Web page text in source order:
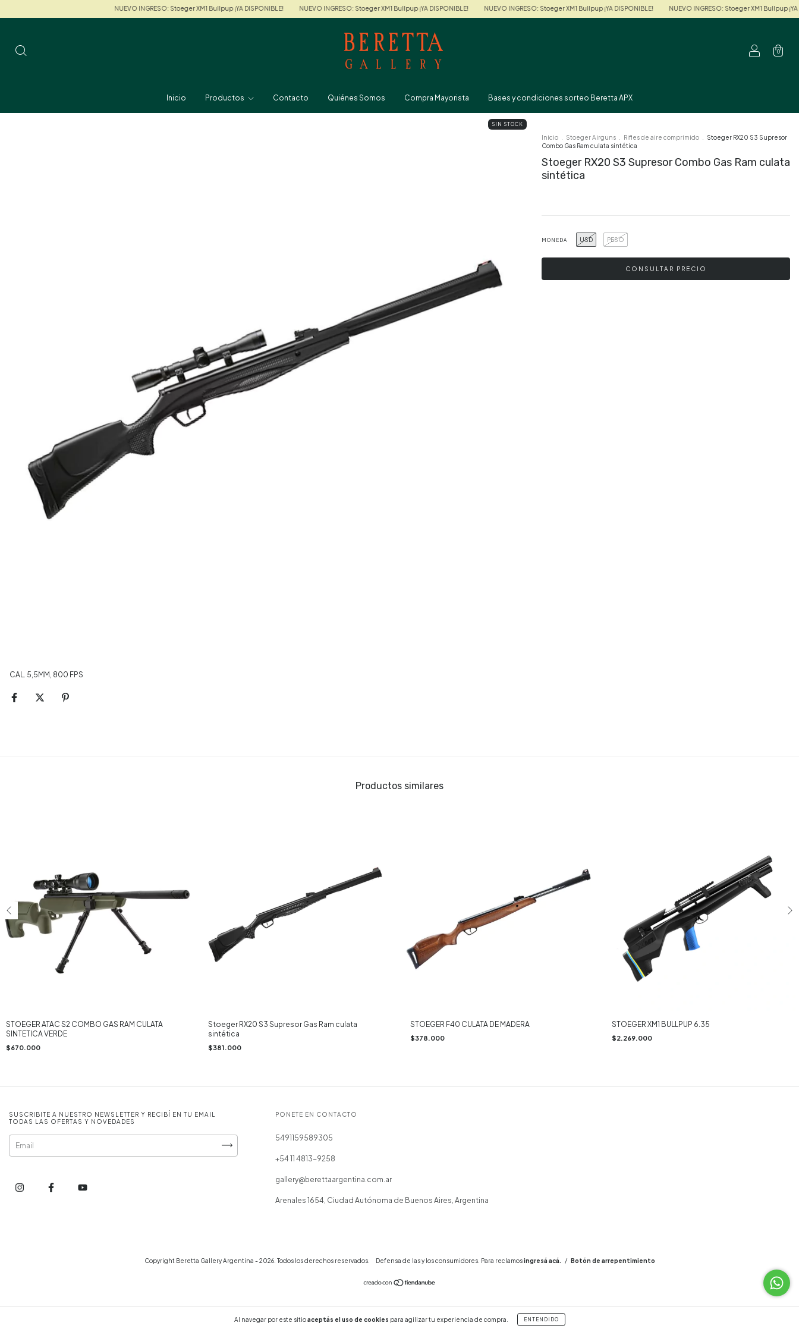
NUEVO INGRESO: Stoeger XM1 Bullpup ¡YA DISPONIBLE! NUEVO INGRESO: Stoeger XM1 Bullpup ¡YA DISPONIBLE! NUEVO INGRESO: Stoeger XM1 Bullpup ¡YA DISPONIBLE! NUEVO INGRESO: Stoeger XM1 Bullpup ¡YA DISPONIBLE!
0
Inicio Productos Contacto Quiénes Somos Compra Mayorista Bases y condiciones sorteo Beretta APX
Al navegar por este sitioaceptás el uso de cookies para agilizar tu experiencia de compra. ENTENDIDO
SIN STOCK
Inicio Stoeger Airguns Rifles de aire comprimido
Stoeger RX20 S3 Supresor
Combo Gas Ram culata sintética
Stoeger RX20 S3 Supresor Combo Gas Ram culata
sintética
MONEDA USD PESO
CAL. 5,5MM, 800 FPS
Productos similares
STOEGER ATAC S2 COMBO GAS RAM CULATA
SINTETICA VERDE
$670.000
Stoeger RX20 S3 Supresor Gas Ram culata
sintética
$381.000
STOEGER F40 CULATA DE MADERA
$378.000
STOEGER XM1 BULLPUP 6.35
$2.269.000
SUSCRIBITE A NUESTRO NEWSLETTER Y RECIBÍ EN TU EMAIL
TODAS LAS OFERTAS Y NOVEDADES
PONETE EN CONTACTO
5491159589305
+54 11 4813-9258
gallery@berettaargentina.com.ar
Arenales 1654, Ciudad Autónoma de Buenos Aires, Argentina
Copyright Beretta Gallery Argentina - 2026. Todos los derechos reservados. Defensa de las y los consumidores. Para reclamos ingresá acá. / Botón de arrepentimiento